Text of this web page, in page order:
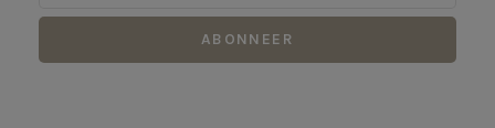
ABONNEER